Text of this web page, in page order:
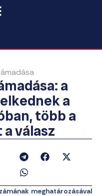
a
a
több a
válasz
meghatározásával